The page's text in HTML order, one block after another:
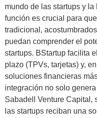
mundo de las startups y
función es crucial para
tradicional,
puedan comprender el
startups. BStartup facilita
plazo (TPVs, tarjetas) y,
soluciones financieras
integración no solo
Sabadell Venture Capital,
las startups reciban una